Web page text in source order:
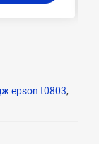
epson t0803,